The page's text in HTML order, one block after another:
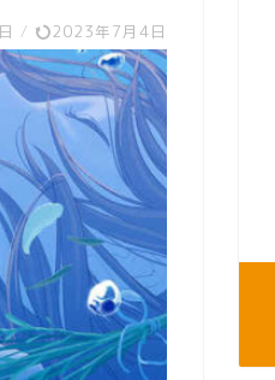
/ 2023年7月4日